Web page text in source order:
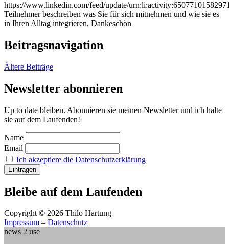
https://www.linkedin.com/feed/update/
Teilnehmer beschreiben was Sie für sich mitnehmen und wie sie es
in Ihren Alltag integrieren, Dankeschön
Beitragsnavigation
Ältere Beiträge
Newsletter abonnieren
Up to date bleiben. Abonnieren sie meinen Newsletter und ich halte
sie auf dem Laufenden!
Name
Email
Ich akzeptiere die Datenschutzerklärung
Bleibe auf dem Laufenden
Copyright © 2026 Thilo Hartung
Impressum – Datenschutz
news 2 use